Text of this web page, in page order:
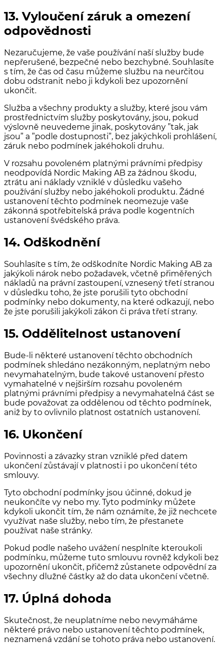
13. Vyloučení záruk a omezení
odpovědnosti
Nezaručujeme, že vaše používání naší služby bude
nepřerušené, bezpečné nebo bezchybné. Souhlasíte
s tím, že čas od času můžeme službu na neurčitou
dobu odstranit nebo ji kdykoli bez upozornění
ukončit.
Služba a všechny produkty a služby, které jsou vám
prostřednictvím služby poskytovány, jsou, pokud
výslovně neuvedeme jinak, poskytovány ”tak, jak
jsou” a ”podle dostupnosti”, bez jakýchkoli prohlášení,
záruk nebo podmínek jakéhokoli druhu.
V rozsahu povoleném platnými právními předpisy
neodpovídá Nordic Making AB za žádnou škodu,
ztrátu ani náklady vzniklé v důsledku vašeho
používání služby nebo jakéhokoli produktu. Žádné
ustanovení těchto podmínek neomezuje vaše
zákonná spotřebitelská práva podle kogentních
ustanovení švédského práva.
14. Odškodnění
Souhlasíte s tím, že odškodníte Nordic Making AB za
jakýkoli nárok nebo požadavek, včetně přiměřených
nákladů na právní zastoupení, vznesený třetí stranou
v důsledku toho, že jste porušili tyto obchodní
podmínky nebo dokumenty, na které odkazují, nebo
že jste porušili jakýkoli zákon či práva třetí strany.
15. Oddělitelnost ustanovení
Bude-li některé ustanovení těchto obchodních
podmínek shledáno nezákonným, neplatným nebo
nevymahatelným, bude takové ustanovení přesto
vymahatelné v nejširším rozsahu povoleném
platnými právními předpisy a nevymahatelná část se
bude považovat za oddělenou od těchto podmínek,
aniž by to ovlivnilo platnost ostatních ustanovení.
16. Ukončení
Povinnosti a závazky stran vzniklé před datem
ukončení zůstávají v platnosti i po ukončení této
smlouvy.
Tyto obchodní podmínky jsou účinné, dokud je
neukončíte vy nebo my. Tyto podmínky můžete
kdykoli ukončit tím, že nám oznámíte, že již nechcete
využívat naše služby, nebo tím, že přestanete
používat naše stránky.
Pokud podle našeho uvážení nesplníte kteroukoli
podmínku, můžeme tuto smlouvu rovněž kdykoli bez
upozornění ukončit, přičemž zůstanete odpovědní za
všechny dlužné částky až do data ukončení včetně.
17. Úplná dohoda
Skutečnost, že neuplatníme nebo nevymáháme
některé právo nebo ustanovení těchto podmínek,
neznamená vzdání se tohoto práva nebo ustanovení.